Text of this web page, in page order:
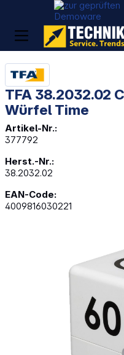
TFA 38.2032.02
Würfel Time
Artikel-Nr.:
377792
Herst.-Nr.:
38.2032.02
EAN-Code:
4009816030221
Bildergalerie überspringen